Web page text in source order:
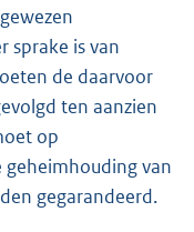
sprake is van
de daarvoor
ten aanzien
op
geheimhouding van
gegarandeerd.